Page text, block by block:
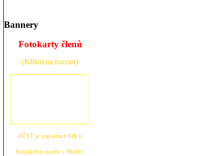
Bannery
Fotokarty členů
(Klikni na banner)
FČST je zapsána v OR u
Krajského soudu v Hradci